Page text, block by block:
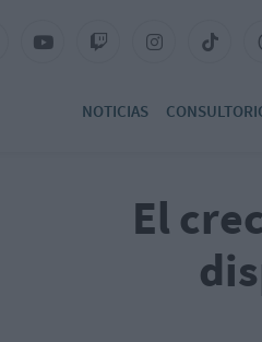
NOTICIAS
El